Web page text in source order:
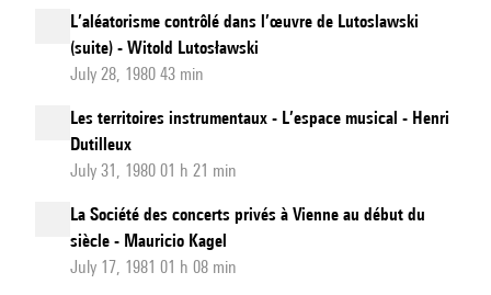
L’aléatorisme contrôlé dans l’œuvre de Lutoslawski
(suite) - Witold Lutosławski
July 28, 1980 43 min
Les territoires instrumentaux - L’espace musical - Henri
Dutilleux
July 31, 1980 01 h 21 min
La Société des concerts privés à Vienne au début du
siècle - Mauricio Kagel
July 17, 1981 01 h 08 min